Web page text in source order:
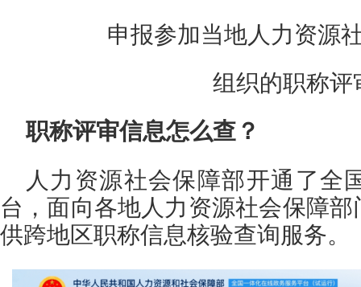
申报参加当地人力资源
组织的职称评
职称评审信息怎么查？
人力资源社会保障部开通了全
台，面向各地人力资源社会保障部
供跨地区职称信息核验查询服务。